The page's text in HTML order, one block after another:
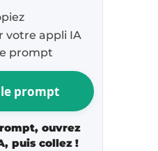
votre appli IA
prompt
prompt
ouvrez
puis collez !